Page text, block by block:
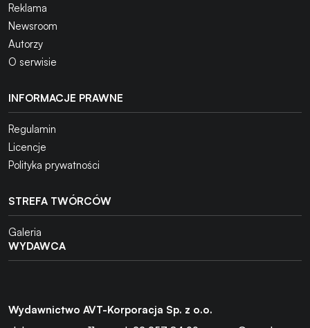
Reklama
Newsroom
Autorzy
O serwisie
INFORMACJE PRAWNE
Regulamin
Licencje
Polityka prywatności
STREFA TWÓRCÓW
Galeria
WYDAWCA
Wydawnictwo AVT-Korporacja Sp. z o.o.